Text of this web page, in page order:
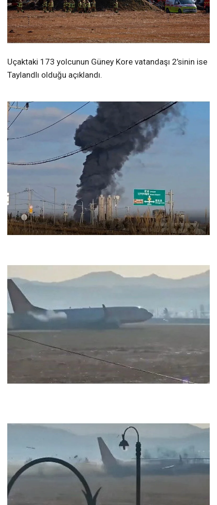
Uçaktaki 173 yolcunun Güney Kore vatandaşı 2’sinin ise
Taylandlı olduğu açıklandı.